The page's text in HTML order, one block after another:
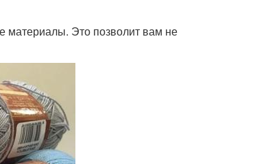
материалы. Это позволит вам не